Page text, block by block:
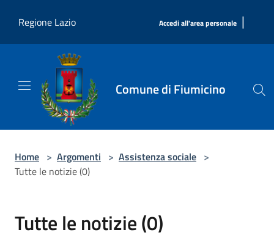
Regione Lazio
Accedi all'area personale |
Comune di Fiumicino
Home > Argomenti > Assistenza sociale >
Tutte le notizie (0)
Tutte le notizie (0)